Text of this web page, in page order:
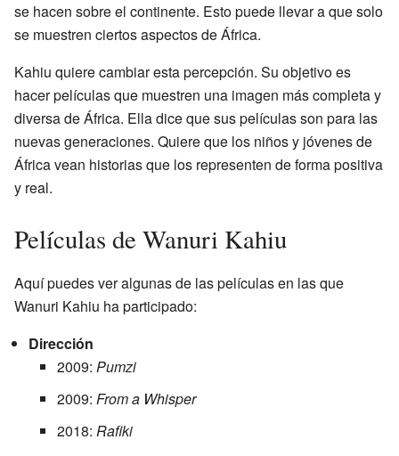
se hacen sobre el continente. Esto puede llevar a que solo
se muestren ciertos aspectos de África.
Kahiu quiere cambiar esta percepción. Su objetivo es
hacer películas que muestren una imagen más completa y
diversa de África. Ella dice que sus películas son para las
nuevas generaciones. Quiere que los niños y jóvenes de
África vean historias que los representen de forma positiva
y real.
Películas de Wanuri Kahiu
Aquí puedes ver algunas de las películas en las que
Wanuri Kahiu ha participado:
Dirección
2009: Pumzi
2009: From a Whisper
2018: Rafiki